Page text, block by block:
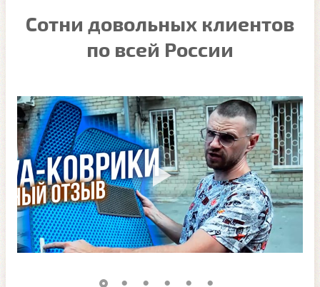
Сотни довольных клиентов
по всей России